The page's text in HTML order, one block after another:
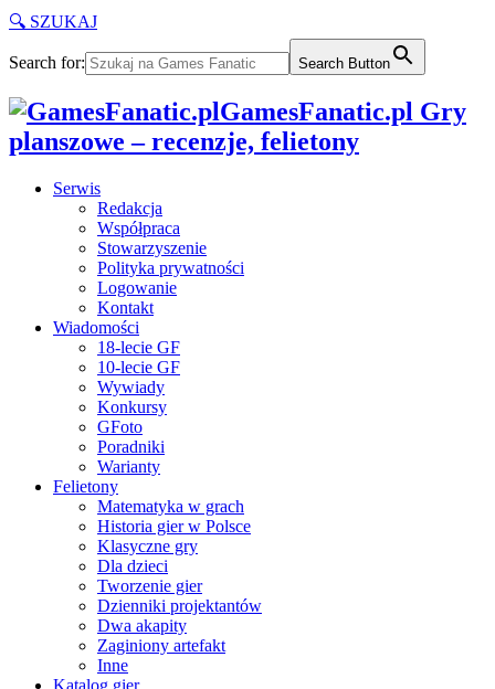
🔍 SZUKAJ
Search for: Search Button
GamesFanatic.pl Gry
planszowe – recenzje, felietony
Serwis
Redakcja
Współpraca
Stowarzyszenie
Polityka prywatności
Logowanie
Kontakt
Wiadomości
18-lecie GF
10-lecie GF
Wywiady
Konkursy
GFoto
Poradniki
Warianty
Felietony
Matematyka w grach
Historia gier w Polsce
Klasyczne gry
Dla dzieci
Tworzenie gier
Dzienniki projektantów
Dwa akapity
Zaginiony artefakt
Inne
Katalog gier